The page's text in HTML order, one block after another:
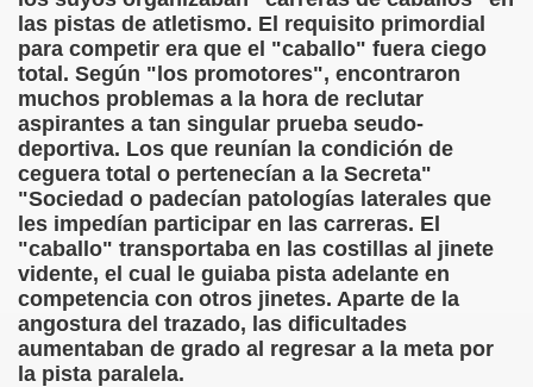
las pistas de atletismo. El requisito primordial
para competir era que el "caballo" fuera ciego
total. Según "los promotores", encontraron
muchos problemas a la hora de reclutar
aspirantes a tan singular prueba seudo-
deportiva. Los que reunían la condición de
ceguera total o pertenecían a la Secreta"
"Sociedad o padecían patologías laterales que
les impedían participar en las carreras. El
"caballo" transportaba en las costillas al jinete
vidente, el cual le guiaba pista adelante en
competencia con otros jinetes. Aparte de la
angostura del trazado, las dificultades
aumentaban de grado al regresar a la meta por
la pista paralela.
Sus Precios (Pedro Zurita)
de l'Adolescència en Nois-es Cecs i Deficients
a Desarrollar CRE Joan Amades ONCE, 1990 (Miquel
en Peligro de Extinción (Eutiquio Cabrerizo)
Todos (Pedro Zurita)
Borrás)
Social, Córdoba 03-03-09 (Pedro A. Zurita)